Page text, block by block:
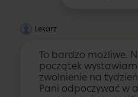
Lekarz
To bardzo możliwe.
początek wystawiam
zwolnienie na
Pani odpoczywać w